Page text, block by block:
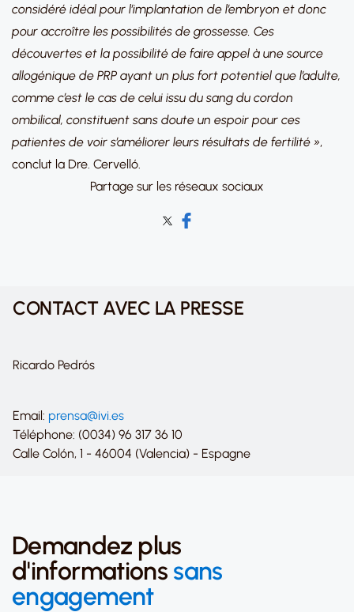
considéré idéal pour l’implantation de l’embryon et donc
pour accroître les possibilités de grossesse. Ces
découvertes et la possibilité de faire appel à une source
allogénique de PRP ayant un plus fort potentiel que l’adulte,
comme c’est le cas de celui issu du sang du cordon
ombilical, constituent sans doute un espoir pour ces
patientes de voir s’améliorer leurs résultats de fertilité »,
conclut la Dre. Cervelló.
Partage sur les réseaux sociaux
CONTACT AVEC LA PRESSE
Ricardo Pedrós
Email: prensa@ivi.es
Téléphone: (0034) 96 317 36 10
Calle Colón, 1 - 46004 (Valencia) - Espagne
Demandez plus
d'informations sans
engagement